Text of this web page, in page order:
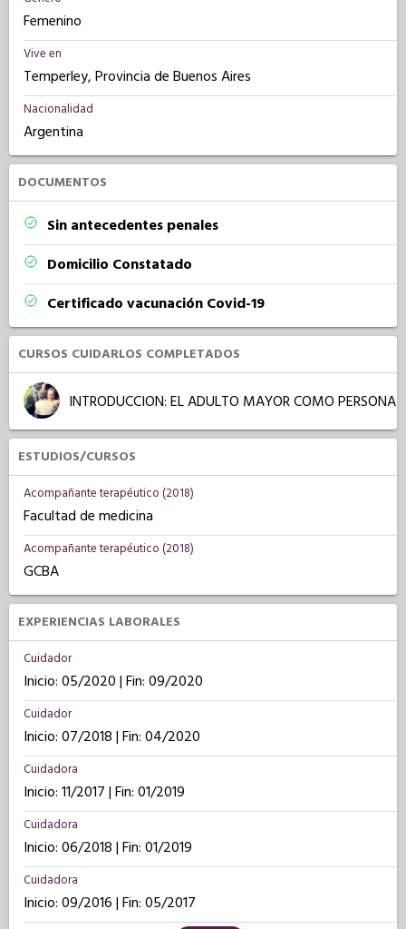
Femenino
Vive en
Temperley, Provincia de Buenos Aires
Nacionalidad
Argentina
DOCUMENTOS
Sin antecedentes penales
Domicilio Constatado
Certificado vacunación Covid-19
CURSOS CUIDARLOS COMPLETADOS
INTRODUCCION: EL ADULTO MAYOR COMO PERSONA
ESTUDIOS/CURSOS
Acompañante terapéutico (2018)
Facultad de medicina
Acompañante terapéutico (2018)
GCBA
EXPERIENCIAS LABORALES
Cuidador
Inicio: 05/2020 | Fin: 09/2020
Cuidador
Inicio: 07/2018 | Fin: 04/2020
Cuidadora
Inicio: 11/2017 | Fin: 01/2019
Cuidadora
Inicio: 06/2018 | Fin: 01/2019
Cuidadora
Inicio: 09/2016 | Fin: 05/2017